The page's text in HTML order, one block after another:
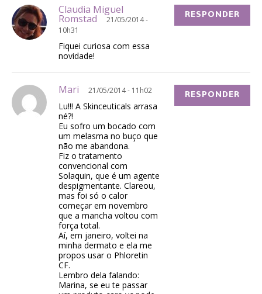
Claudia Miguel
Romstad21/05/2014 -
10h31
Fiquei curiosa com essa
novidade!
RESPONDER
Mari 21/05/2014 - 11h02
Lu!!! A Skinceuticals arrasa
né?!
Eu sofro um bocado com
um melasma no buço que
não me abandona.
Fiz o tratamento
convencional com
Solaquin, que é um agente
despigmentante. Clareou,
mas foi só o calor
começar em novembro
que a mancha voltou com
força total.
Aí, em janeiro, voltei na
minha dermato e ela me
propos usar o Phloretin
CF.
Lembro dela falando:
Marina, se eu te passar
RESPONDER